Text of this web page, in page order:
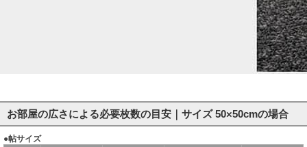
お部屋の広さによる必要枚数の目安｜サイズ 50×50cmの場合
●帖サイズ